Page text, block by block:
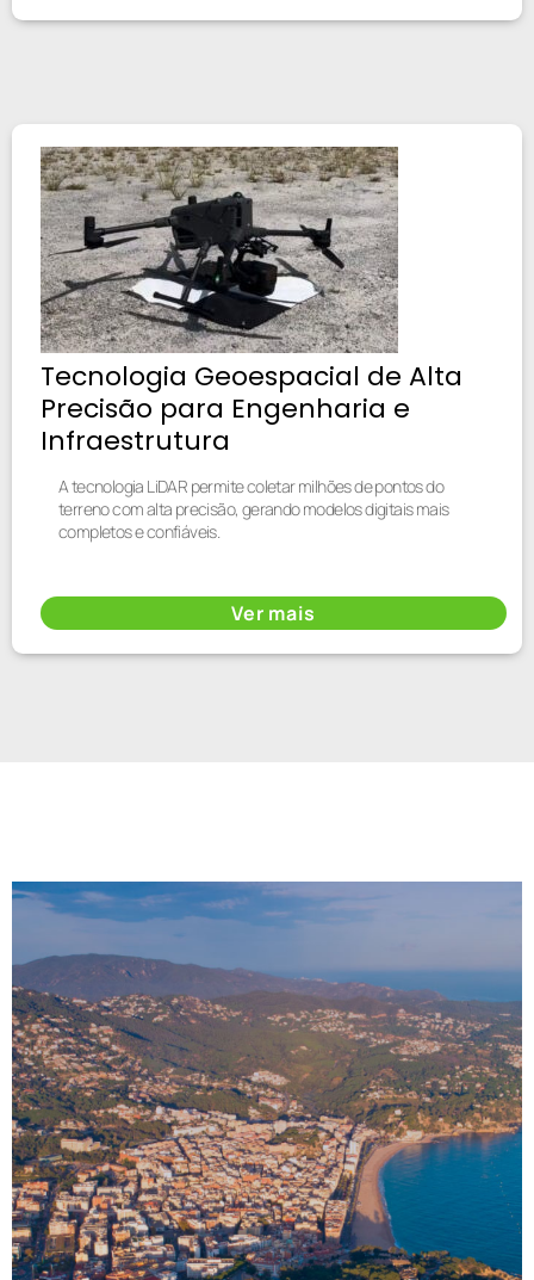
Tecnologia Geoespacial de Alta
Precisão para Engenharia e
Infraestrutura
A tecnologia LiDAR permite coletar milhões de pontos do
terreno com alta precisão, gerando modelos digitais mais
completos e confiáveis.
Ver mais